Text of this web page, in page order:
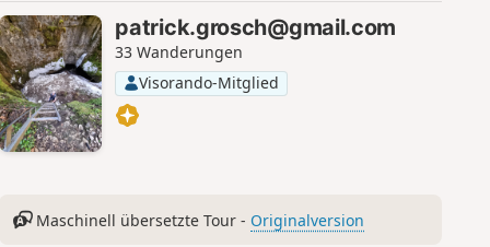
patrick.grosch@gmail.com
33 Wanderungen
Visorando-Mitglied
Maschinell übersetzte Tour - Originalversion